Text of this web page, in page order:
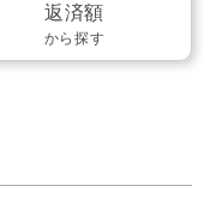
返済額
から探す